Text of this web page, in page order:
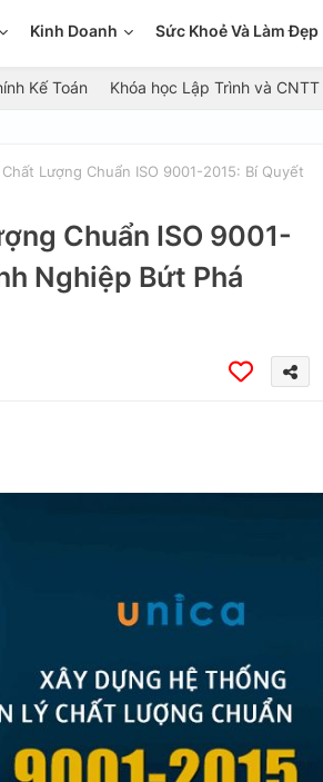
Kinh Doanh Sức Khoẻ Và Làm Đẹp
Kế Toán Khóa học Lập Trình và CNTT
Lượng Chuẩn ISO 9001-2015: Bí Quyết
Chuẩn ISO 9001-
Nghiệp Bứt Phá